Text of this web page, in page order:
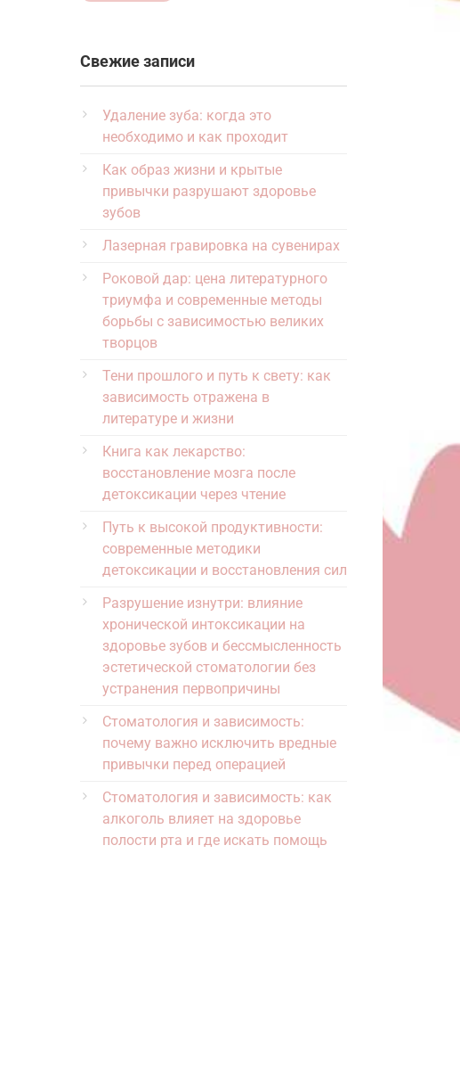
Свежие записи
Удаление зуба: когда это
необходимо и как проходит
Как образ жизни и крытые
привычки разрушают здоровье
зубов
Лазерная гравировка на сувенирах
Роковой дар: цена литературного
триумфа и современные методы
борьбы с зависимостью великих
творцов
Тени прошлого и путь к свету: как
зависимость отражена в
литературе и жизни
Книга как лекарство:
восстановление мозга после
детоксикации через чтение
Путь к высокой продуктивности:
современные методики
детоксикации и восстановления сил
Разрушение изнутри: влияние
хронической интоксикации на
здоровье зубов и бессмысленность
эстетической стоматологии без
устранения первопричины
Стоматология и зависимость:
почему важно исключить вредные
привычки перед операцией
Стоматология и зависимость: как
алкоголь влияет на здоровье
полости рта и где искать помощь